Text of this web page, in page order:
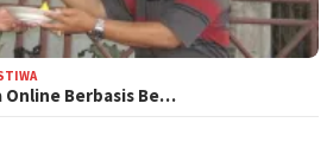
Online Berbasis Be…